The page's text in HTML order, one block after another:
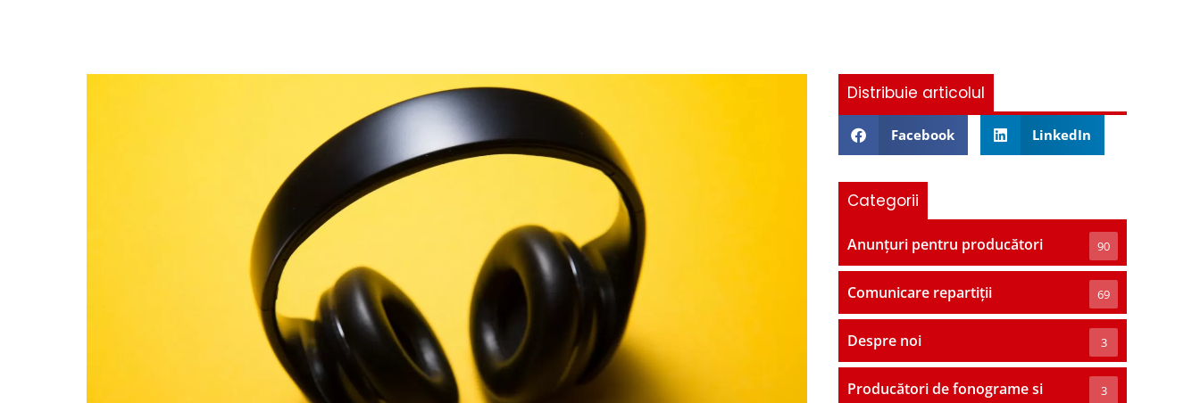
Distribuie articolul
Facebook LinkedIn
Categorii
Anunțuri pentru producători 90
Comunicare repartiții 69
Despre noi 3
Producători de fonograme si
3